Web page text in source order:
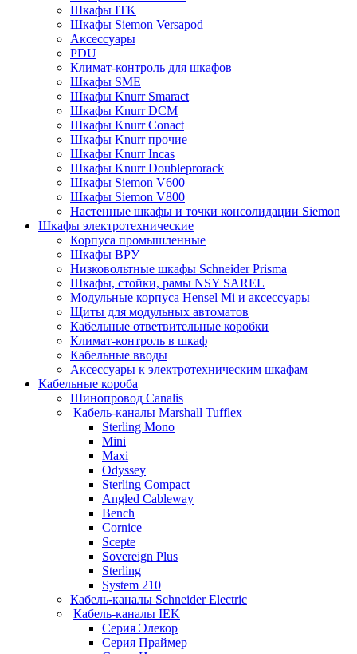
Шкафы ITK
Шкафы Siemon Versapod
Аксессуары
PDU
Климат-контроль для шкафов
Шкафы SME
Шкафы Knurr Smaract
Шкафы Knurr DCM
Шкафы Knurr Conact
Шкафы Knurr прочие
Шкафы Knurr Incas
Шкафы Knurr Doubleprorack
Шкафы Siemon V600
Шкафы Siemon V800
Настенные шкафы и точки консолидации Siemon
Шкафы электротехнические
Корпуса промышленные
Шкафы ВРУ
Низковольтные шкафы Schneider Prisma
Шкафы, стойки, рамы NSY SAREL
Модульные корпуса Hensel Mi и аксессуары
Щиты для модульных автоматов
Кабельные ответвительные коробки
Климат-контроль в шкаф
Кабельные вводы
Аксессуары к электротехническим шкафам
Кабельные короба
Шинопровод Canalis
Кабель-каналы Marshall Tufflex
Sterling Mono
Mini
Maxi
Odyssey
Sterling Compact
Angled Cableway
Bench
Cornice
Scepte
Sovereign Plus
Sterling
System 210
Кабель-каналы Schneider Electric
Кабель-каналы IEK
Серия Элекор
Серия Праймер